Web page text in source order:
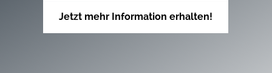
Jetzt mehr Information erhalten!